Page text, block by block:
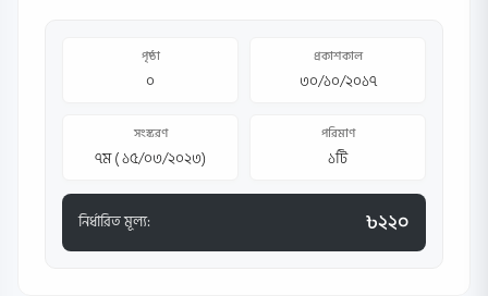
পৃষ্ঠা
০
প্রকাশকাল
৩০/১০/২০১৭
সংস্করণ
৭ম ( ১৫/০৩/২০২৩)
পরিমাণ
১টি
নির্ধারিত মূল্য: ৳২২০